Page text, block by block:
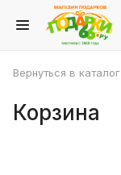
Вернуться в каталог
Корзина